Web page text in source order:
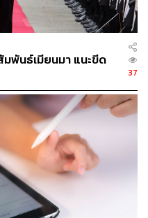
การลาพักร้อน
Gen Z
ทศ (ILO)
Japan
ำงาน วัฒนธรรมองค์กร
มพันธ์เมียนมา แนะขีด
37